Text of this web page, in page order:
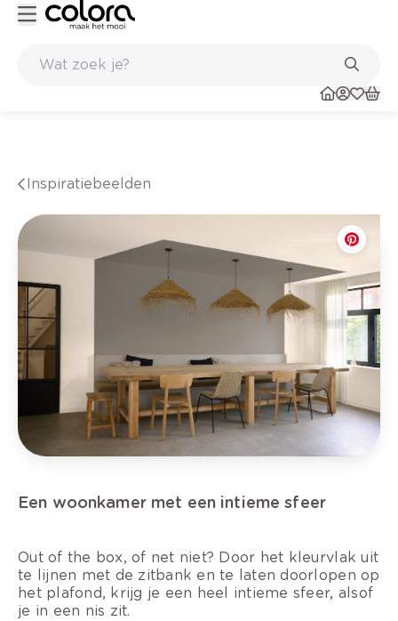
Inspiratiebeelden
Een woonkamer met een intieme sfeer
Out of the box, of net niet? Door het kleurvlak uit
te lijnen met de zitbank en te laten doorlopen op
het plafond, krijg je een heel intieme sfeer, alsof
je in een nis zit.